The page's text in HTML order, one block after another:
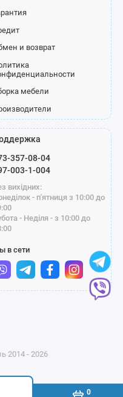
0
и возврат
мебели
357-08-04
003-1-004
вихідних:
- п'ятниця з 10:00 до
- Неділя - з 10:00 до
в сети
2014 - 2026